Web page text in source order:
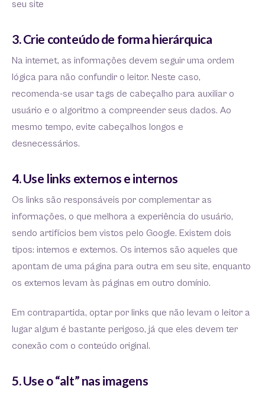
seu site
3. Crie conteúdo de forma hierárquica
Na internet, as informações devem seguir uma ordem
lógica para não confundir o leitor. Neste caso,
recomenda-se usar tags de cabeçalho para auxiliar o
usuário e o algoritmo a compreender seus dados. Ao
mesmo tempo, evite cabeçalhos longos e
desnecessários.
4. Use links externos e internos
Os links são responsáveis por complementar as
informações, o que melhora a experiência do usuário,
sendo artifícios bem vistos pelo Google. Existem dois
tipos: internos e externos. Os internos são aqueles que
apontam de uma página para outra em seu site, enquanto
os externos levam às páginas em outro domínio.
Em contrapartida, optar por links que não levam o leitor a
lugar algum é bastante perigoso, já que eles devem ter
conexão com o conteúdo original.
5. Use o “alt” nas imagens